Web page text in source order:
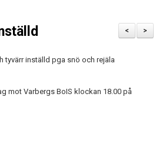
>
<
tyvärr inställd pga snö och rejäla
mot Varbergs BoIS klockan 18.00 på